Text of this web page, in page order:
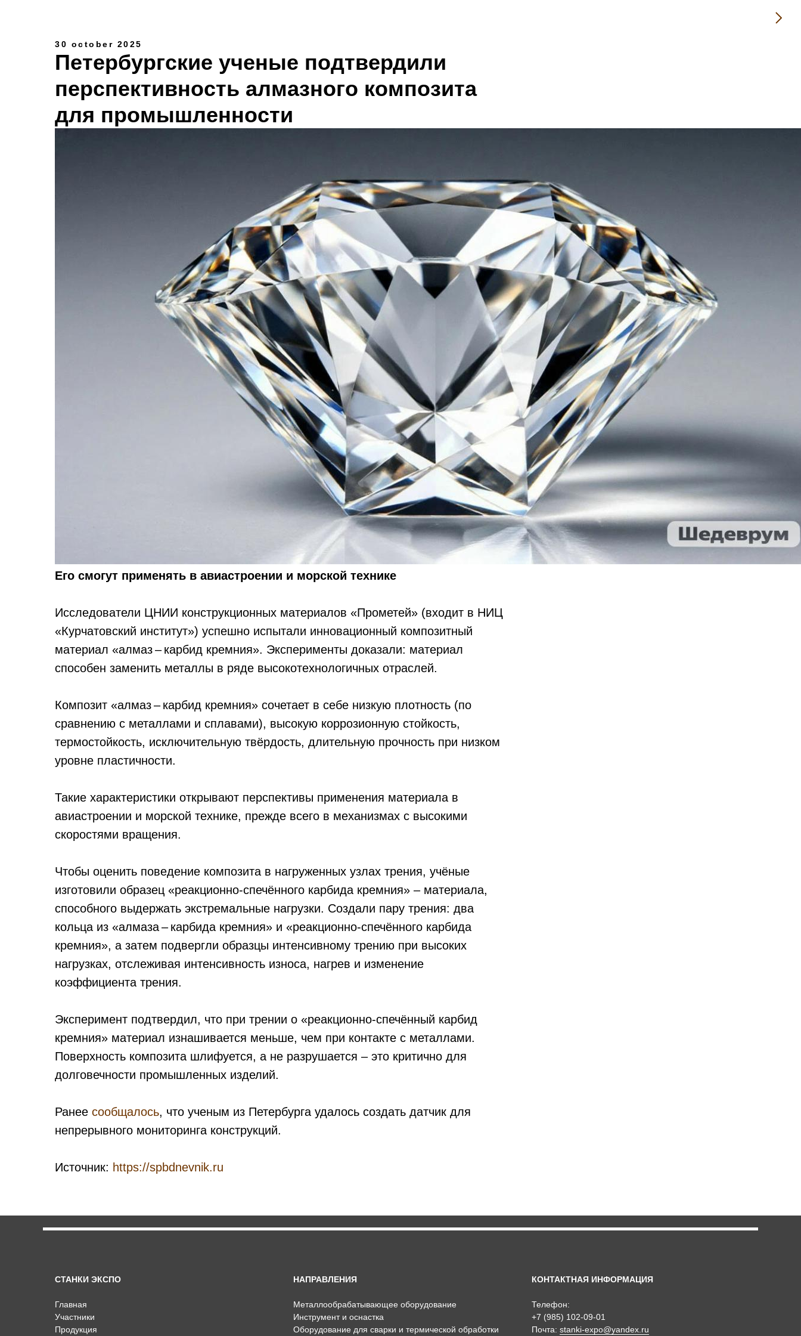
30 october 2025
Петербургские ученые подтвердили
перспективность алмазного композита
для промышленности
Его смогут применять в авиастроении и морской технике
Исследователи ЦНИИ конструкционных материалов «Прометей» (входит в НИЦ
«Курчатовский институт») успешно испытали инновационный композитный
материал «алмаз – карбид кремния». Эксперименты доказали: материал
способен заменить металлы в ряде высокотехнологичных отраслей.
Композит «алмаз – карбид кремния» сочетает в себе низкую плотность (по
сравнению с металлами и сплавами), высокую коррозионную стойкость,
термостойкость, исключительную твёрдость, длительную прочность при низком
уровне пластичности.
Такие характеристики открывают перспективы применения материала в
авиастроении и морской технике, прежде всего в механизмах с высокими
скоростями вращения.
Чтобы оценить поведение композита в нагруженных узлах трения, учёные
изготовили образец «реакционно‑спечённого карбида кремния» – материала,
способного выдержать экстремальные нагрузки. Создали пару трения: два
кольца из «алмаза – карбида кремния» и «реакционно‑спечённого карбида
кремния», а затем подвергли образцы интенсивному трению при высоких
нагрузках, отслеживая интенсивность износа, нагрев и изменение
коэффициента трения.
Эксперимент подтвердил, что при трении о «реакционно‑спечённый карбид
кремния» материал изнашивается меньше, чем при контакте с металлами.
Поверхность композита шлифуется, а не разрушается – это критично для
долговечности промышленных изделий.
Ранее сообщалось, что ученым из Петербурга удалось создать датчик для
непрерывного мониторинга конструкций.
Источник: https://spbdnevnik.ru
СТАНКИ ЭКСПО
Главная
Участники
Продукция
НАПРАВЛЕНИЯ
Металлообрабатывающее оборудование
Инструмент и оснастка
Оборудование для сварки и термической обработки
КОНТАКТНАЯ ИНФОРМАЦИЯ
Телефон:
+7 (985) 102-09-01
Почта: stanki-expo@yandex.ru